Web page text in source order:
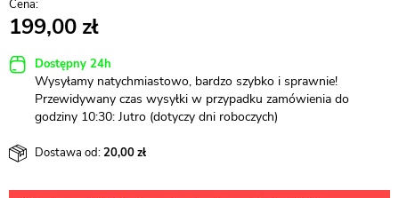
199,00
Dostępny 24h
Wysyłamy natychmiastowo, bardzo szybko i sprawnie!
Przewidywany czas wysyłki w przypadku zamówienia do
godziny 10:30: Jutro (dotyczy dni roboczych)
Dostawa od:20,00